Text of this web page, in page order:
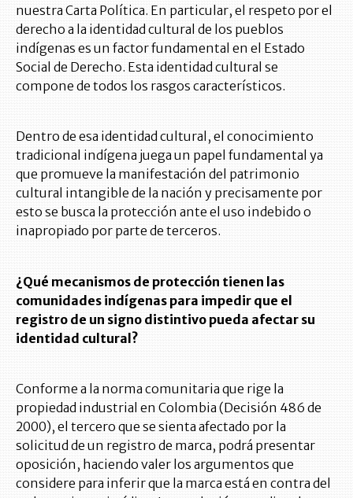
nuestra Carta Política. En particular, el respeto por el
derecho a la identidad cultural de los pueblos
indígenas es un factor fundamental en el Estado
Social de Derecho. Esta identidad cultural se
compone de todos los rasgos característicos.
Dentro de esa identidad cultural, el conocimiento
tradicional indígena juega un papel fundamental ya
que promueve la manifestación del patrimonio
cultural intangible de la nación y precisamente por
esto se busca la protección ante el uso indebido o
inapropiado por parte de terceros.
¿Qué mecanismos de protección tienen las
comunidades indígenas para impedir que el
registro de un signo distintivo pueda afectar su
identidad cultural?
Conforme a la norma comunitaria que rige la
propiedad industrial en Colombia (Decisión 486 de
2000), el tercero que se sienta afectado por la
solicitud de un registro de marca, podrá presentar
oposición, haciendo valer los argumentos que
considere para inferir que la marca está en contra del